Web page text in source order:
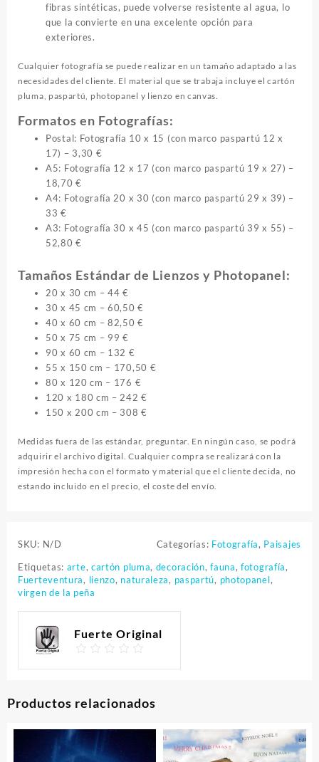
fibras sintéticas, puede volverse resistente al agua, lo
que la convierte en una excelente opción para
exteriores.
Cualquier fotografía se puede realizar en un tamaño adaptado a las
necesidades del cliente. El material que se trabaja incluye el cartón
pluma, paspartú, photopanel y lienzo en canvas.
Formatos en Fotografías:
Postal: Fotografía 10 x 15 (con marco paspartú 12 x
17) – 3,30 €
A5: Fotografía 12 x 17 (con marco paspartú 19 x 27) –
18,70 €
A4: Fotografía 20 x 30 (con marco paspartú 29 x 39) –
33 €
A3: Fotografía 30 x 45 (con marco paspartú 39 x 55) –
52,80 €
Tamaños Estándar de Lienzos y Photopanel:
20 x 30 cm – 44 €
30 x 45 cm – 60,50 €
40 x 60 cm – 82,50 €
50 x 75 cm – 99 €
90 x 60 cm – 132 €
55 x 150 cm – 170,50 €
80 x 120 cm – 176 €
120 x 180 cm – 242 €
150 x 200 cm – 308 €
Medidas fuera de las estándar, preguntar. En ningún caso, se podrá
adquirir el archivo digital. Cualquier compra se realizará con la
impresión hecha con el formato y material que el cliente decida, no
estando incluido en el precio, el coste del envío.
SKU: N/D Categorías: Fotografía, Paisajes
Etiquetas: arte, cartón pluma, decoración,fauna,fotografía,
Fuerteventura, lienzo, naturaleza, paspartú, photopanel,
virgen de la peña
Fuerte Original
Productos relacionados